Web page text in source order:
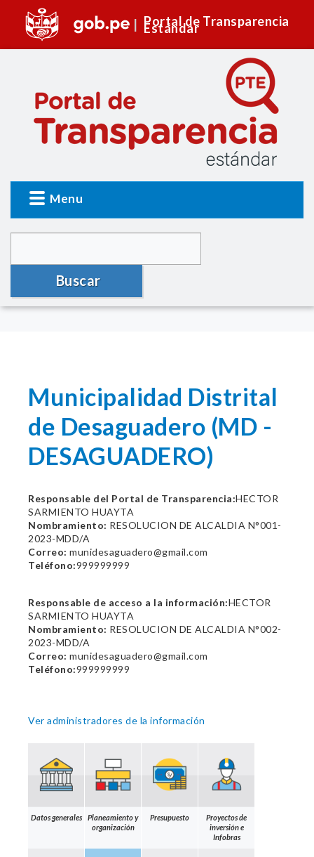
Portal de Transparencia
Estándar
Menu
Buscar
Municipalidad Distrital
de Desaguadero (MD -
DESAGUADERO)
Responsable del Portal de Transparencia:HECTOR
SARMIENTO HUAYTA
Nombramiento: RESOLUCION DE ALCALDIA N°001-
2023-MDD/A
Correo: munidesaguadero@gmail.com
Teléfono:999999999
Responsable de acceso a la información:HECTOR
SARMIENTO HUAYTA
Nombramiento: RESOLUCION DE ALCALDIA N°002-
2023-MDD/A
Correo: munidesaguadero@gmail.com
Teléfono:999999999
Ver administradores de la información
Datos generales
Planeamiento y
organización
Presupuesto
Proyectos de
inversión e
Infobras